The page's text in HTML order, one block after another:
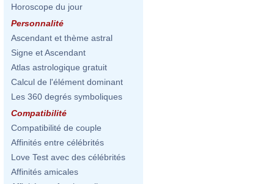
Horoscope du jour
Personnalité
Ascendant et thème astral
Signe et Ascendant
Atlas astrologique gratuit
Calcul de l'élément dominant
Les 360 degrés symboliques
Compatibilité
Compatibilité de couple
Affinités entre célébrités
Love Test avec des célébrités
Affinités amicales